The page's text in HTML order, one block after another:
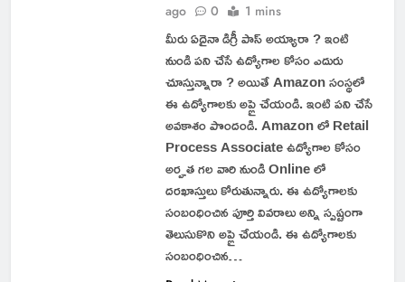
ago
0 1 mins
మీరు ఏదైనా డిగ్రీ పాస్ అయ్యారా ? ఇంటి
నుండి పని చేసే ఉద్యోగాల కోసం ఎదురు
చూస్తున్నారా ? అయితే Amazon సంస్థలో
ఈ ఉద్యోగాలకు అప్లై చేయండి. ఇంటి పని చేసే
అవకాశం పొందండి. Amazon లో Retail
Process Associate ఉద్యోగాల కోసం
అర్హత గల వారి నుండి Online లో
దరఖాస్తులు కోరుతున్నారు. ఈ ఉద్యోగాలకు
సంబంధించిన పూర్తి వివరాలు అన్ని స్పష్టంగా
తెలుసుకొని అప్లై చేయండి. ఈ ఉద్యోగాలకు
సంబంధించిన…